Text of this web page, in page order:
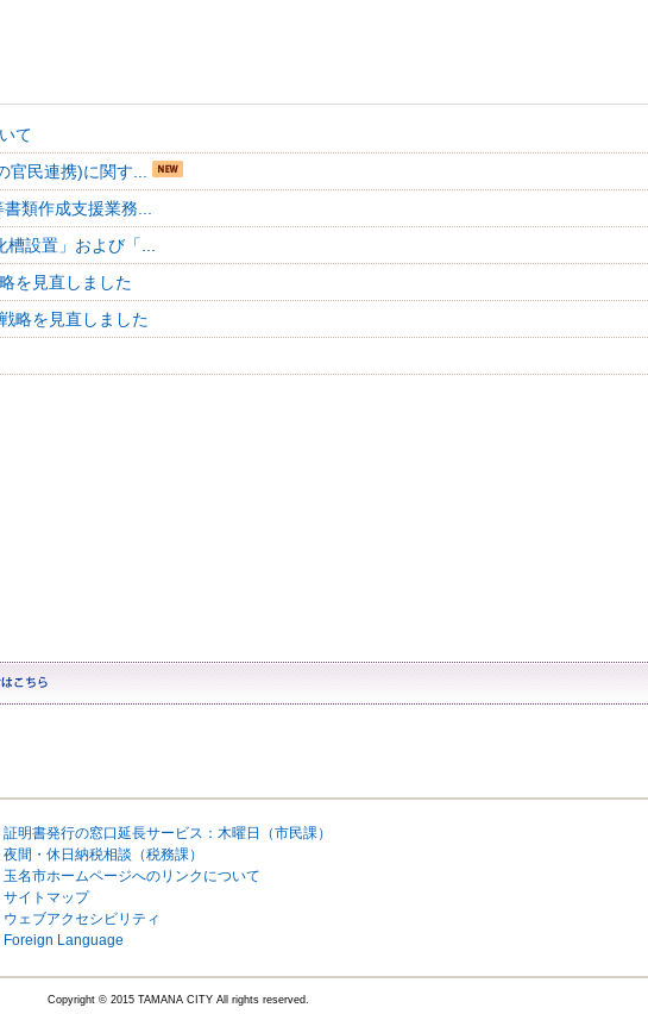
て
官民連携)に関す...
類作成支援業務...
設置」および「...
を見直しました
略を見直しました
証明書発行の窓口延長サービス：木曜日（市民課）
夜間・休日納税相談（税務課）
玉名市ホームページへのリンクについて
サイトマップ
ウェブアクセシビリティ
Foreign Language
Copyright © 2015 TAMANA CITY All rights reserved.